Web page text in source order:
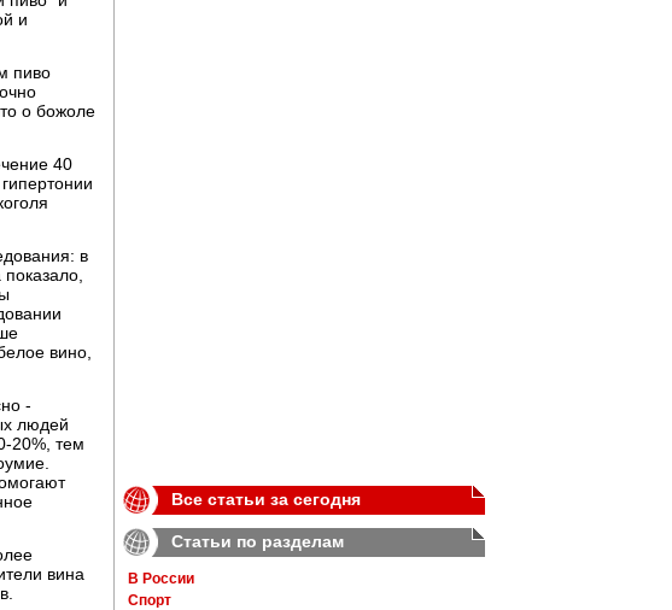
и
пиво
о божоле
40
в
вино,
-
людей
20%, тем
вина
Все статьи за сегодня
Статьи по разделам
В России
Спорт